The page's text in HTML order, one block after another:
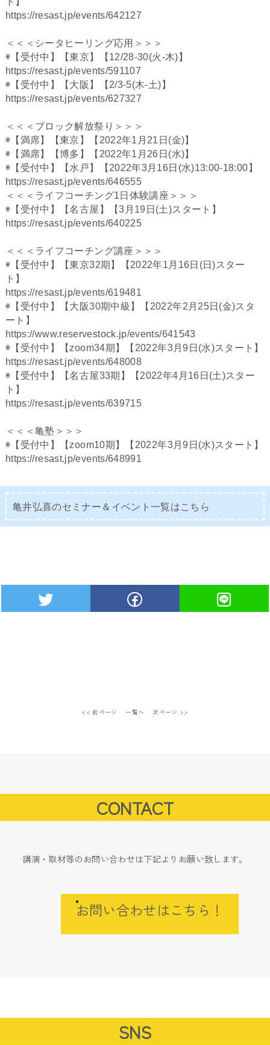
https://resast.jp/events/642127
＜＜＜シータヒーリング応用＞＞＞
◉【受付中】【東京】【12/28-30(火-木)】
https://resast.jp/events/591107
◉【受付中】【大阪】【2/3-5(木-土)】
https://resast.jp/events/627327
＜＜＜ブロック解放祭り＞＞＞
◉【満席】【東京】【2022年1月21日(金)】
◉【満席】【博多】【2022年1月26日(水)】
◉【受付中】【水戸】【2022年3月16日(水)13:00-18:00】
https://resast.jp/events/646555
＜＜＜ライフコーチング1 日体験講座＞＞＞
◉【受付中】【名古屋】【3月19日(土)スタート】
https://resast.jp/events/640225
＜＜＜ライフコーチング講座＞＞＞
◉【受付中】【東京32期】【2022年1月16日(日)スター
ト】
https://resast.jp/events/619481
◉【受付中】【大阪30期中級】【2022年2月25日(金)スタ
ート】
https://www.reservestock.jp/events/641543
◉【受付中】【zoom34期】【2022年3月9日(水)スタート】
https://resast.jp/events/648008
◉【受付中】【名古屋33期】【2022年4月16日(土)スター
ト】
https://resast.jp/events/639715
＜＜＜亀塾＞＞＞
◉【受付中】【zoom10期】【2022年3月9日(水)スタート】
https://resast.jp/events/648991
亀井弘喜のセミナー＆イベント一覧はこちら
<< 前ページ 一覧へ 次ページ >>
CONTACT
講演・取材等のお問い合わせは下記よりお願い致します。
お問い合わせはこちら！
SNS